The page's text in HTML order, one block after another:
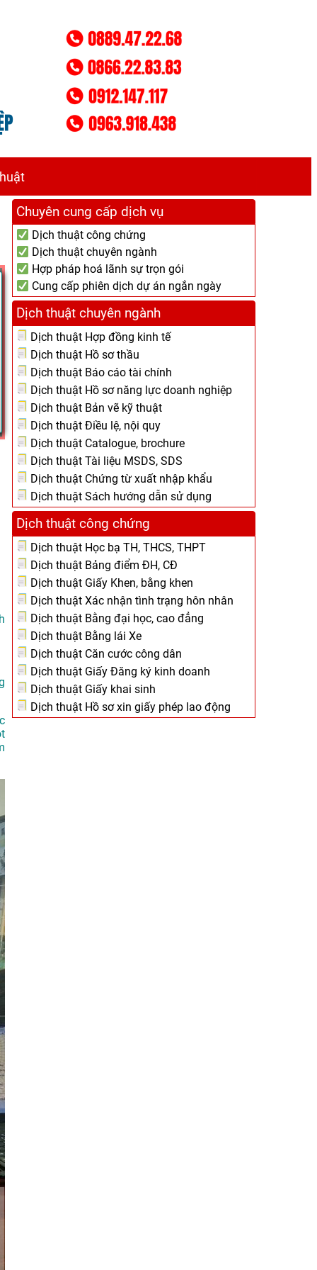
Chuyên cung cấp dịch vụ
Dịch thuật công chứng
Dịch thuật chuyên ngành
Hợp pháp hoá lãnh sự trọn gói
Cung cấp phiên dịch dự án ngắn ngày
Dịch thuật chuyên ngành
Dịch thuật Hợp đồng kinh tế
Dịch thuật Hồ sơ thầu
Dịch thuật Báo cáo tài chính
Dịch thuật Hồ sơ năng lực doanh nghiệp
Dịch thuật Bản vẽ kỹ thuật
Dịch thuật Điều lệ, nội quy
Dịch thuật Catalogue, brochure
Dịch thuật Tài liệu MSDS, SDS
Dịch thuật Chứng từ xuất nhập khẩu
Dịch thuật Sách hướng dẫn sử dụng
Dịch thuật công chứng
Dịch thuật Học bạ TH, THCS, THPT
Dịch thuật Bảng điểm ĐH, CĐ
Dịch thuật Giấy Khen, bằng khen
Dịch thuật Xác nhận tình trạng hôn nhân
Dịch thuật Bằng đại học, cao đẳng
Dịch thuật Bằng lái Xe
Dịch thuật Căn cước công dân
Dịch thuật Giấy Đăng ký kinh doanh
Dịch thuật Giấy khai sinh
Dịch thuật Hồ sơ xin giấy phép lao động